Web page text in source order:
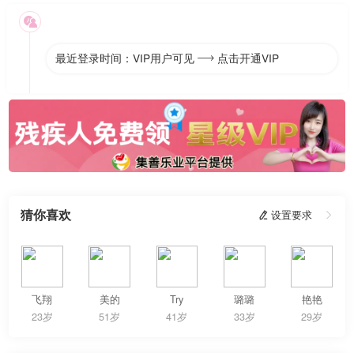

最近登录时间：VIP用户可见  点击开通VIP
猜你喜欢  设置要求 
飞翔
23岁
美的
51岁
Try
41岁
璐璐
33岁
艳艳
29岁